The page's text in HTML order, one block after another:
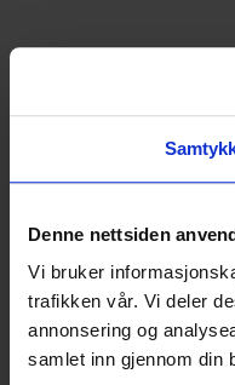
Denne nettsiden
Vi bruker
trafikken vår. Vi deler
annonsering og
samlet inn gjennom din